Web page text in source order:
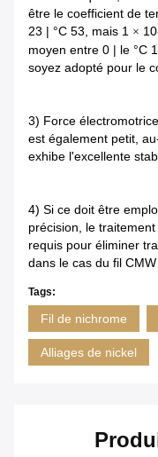
être le coefficient de
23 | °C 53, mais 1 ×
moyen entre 0 | le °C
soyez adopté pour le
3) Force
est également petit,
exhibe l'excellente
4) Si ce doit être
précision, le
requis pour éliminer
dans le cas du fil
Tags:
Fil de nichrome
Alliages de nickel